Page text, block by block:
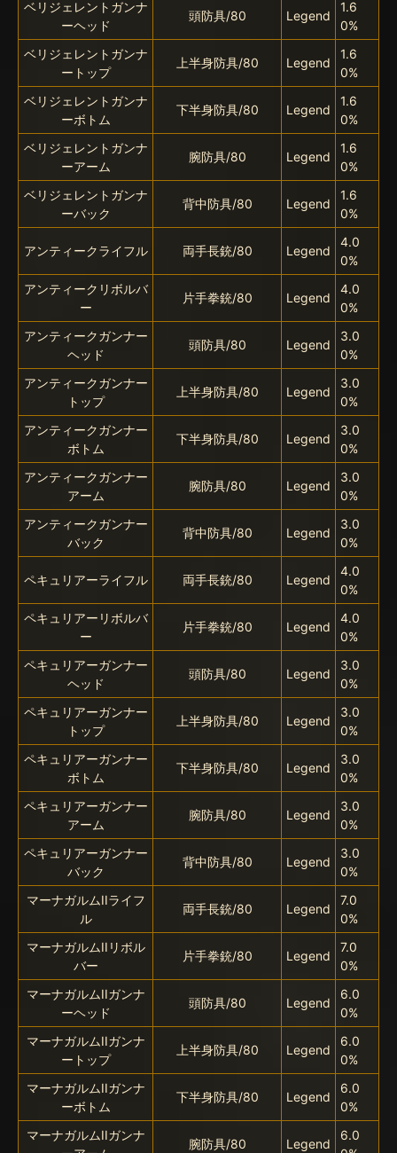
ベリジェレントガンナ
ーヘッド
頭防具/80 Legend
1.6
0%
ベリジェレントガンナ
ートップ
上半身防具/80 Legend
1.6
0%
ベリジェレントガンナ
ーボトム
下半身防具/80 Legend
1.6
0%
ベリジェレントガンナ
ーアーム
腕防具/80 Legend
1.6
0%
ベリジェレントガンナ
ーバック
背中防具/80 Legend
1.6
0%
アンティークライフル 両手長銃/80 Legend
4.0
0%
アンティークリボルバ
ー
片手拳銃/80 Legend
4.0
0%
アンティークガンナー
ヘッド
頭防具/80 Legend
3.0
0%
アンティークガンナー
トップ
上半身防具/80 Legend
3.0
0%
アンティークガンナー
ボトム
下半身防具/80 Legend
3.0
0%
アンティークガンナー
アーム
腕防具/80 Legend
3.0
0%
アンティークガンナー
バック
背中防具/80 Legend
3.0
0%
ペキュリアーライフル 両手長銃/80 Legend
4.0
0%
ペキュリアーリボルバ
ー
片手拳銃/80 Legend
4.0
0%
ペキュリアーガンナー
ヘッド
頭防具/80 Legend
3.0
0%
ペキュリアーガンナー
トップ
上半身防具/80 Legend
3.0
0%
ペキュリアーガンナー
ボトム
下半身防具/80 Legend
3.0
0%
ペキュリアーガンナー
アーム
腕防具/80 Legend
3.0
0%
ペキュリアーガンナー
バック
背中防具/80 Legend
3.0
0%
マーナガルムIIライフ
ル
両手長銃/80 Legend
7.0
0%
マーナガルムIIリボル
バー
片手拳銃/80 Legend
7.0
0%
マーナガルムIIガンナ
ーヘッド
頭防具/80 Legend
6.0
0%
マーナガルムIIガンナ
ートップ
上半身防具/80 Legend
6.0
0%
マーナガルムIIガンナ
ーボトム
下半身防具/80 Legend
6.0
0%
マーナガルムIIガンナ
腕防具/80 Legend
6.0